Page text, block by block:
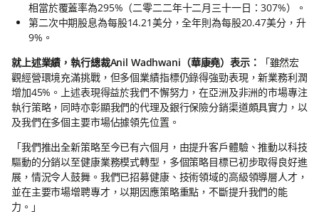
相當於覆蓋率為295%（二零二二年十二月三十一日：307%）。
第二次中期股息為每股14.21美分，全年則為每股20.47美分，升
9%。
就上述業績，執行總裁Anil Wadhwani（華康堯）表示：
「雖然宏
觀經營環境充滿挑戰，但多個業績指標仍錄得強勁表現，新業務利潤
增加45%。上述表現得益於我們不懈努力，在亞洲及非洲的市場專注
執行策略，同時亦彰顯我們的代理及銀行保險分銷渠道頗具實力，以
及我們在多個主要市場佔據領先位置。
「我們推出全新策略至今已有六個月，由提升客戶體驗、推動以科技
驅動的分銷以至健康業務模式轉型，多個策略目標已初步取得良好進
展，情況令人鼓舞。我們已招募健康、技術領域的高級領導層人才，
並在主要市場增聘專才，以期因應策略重點，不斷提升我們的能
力。」